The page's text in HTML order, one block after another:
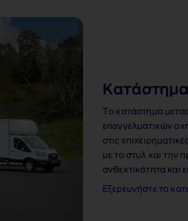
Το κατάστημα
επαγγελματικών
στις
με το στυλ και την
ανθεκτικότητα και
Εξερευνήστε το